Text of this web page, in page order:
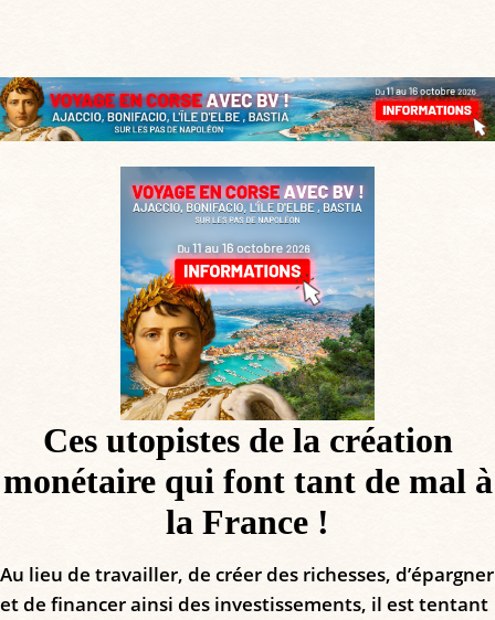
Ces utopistes de la création
monétaire qui font tant de mal à
la France !
Au lieu de travailler, de créer des richesses, d’épargner
et de financer ainsi des investissements, il est tentant